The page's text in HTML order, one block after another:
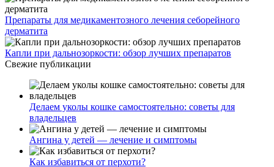
Препараты для медикаментозного лечения себорейного
дерматита
Капли при дальнозоркости: обзор лучших препаратов
Свежие публикации
Делаем уколы кошке самостоятельно: советы для
владельцев
Ангина у детей — лечение и симптомы
Как избавиться от перхоти?